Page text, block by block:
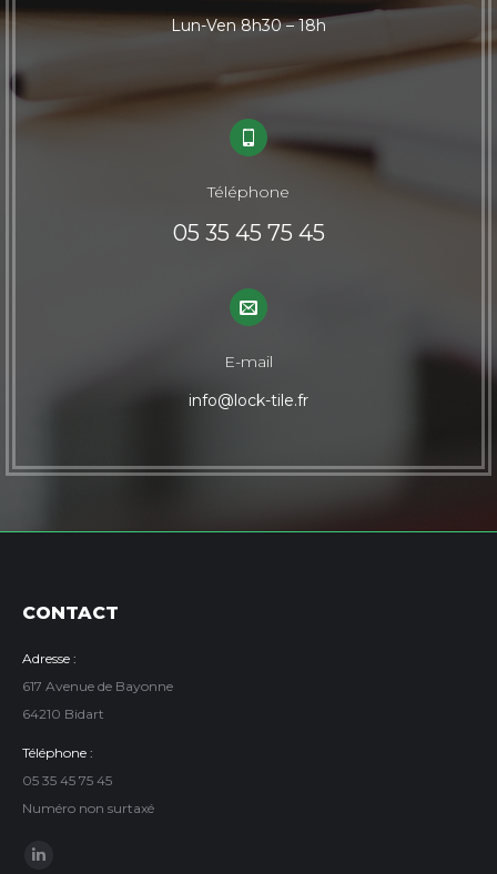
Lun-Ven 8h30 – 18h
Téléphone
05 35 45 75 45
E-mail
info@lock-tile.fr
CONTACT
Adresse :
617 Avenue de Bayonne
64210 Bidart
Téléphone :
05 35 45 75 45
Numéro non surtaxé
Trouvez nous sur :